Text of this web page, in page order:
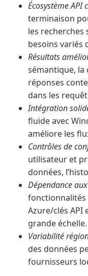
Écosystème API
terminaison
les recherches
besoins variés
Résultats
sémantique, la
réponses
dans les
Intégration
fluide avec
améliore les
Contrôles de
utilisateur et
données,
Dépendance
fonctionnalités
Azure/clés API
grande échelle.
Variabilité
des données
fournisseurs